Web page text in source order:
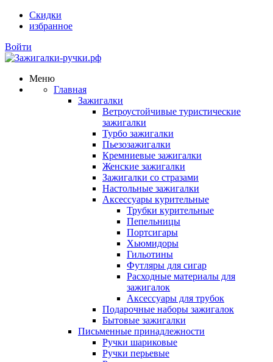
Скидки
избранное
Войти
Меню
Главная
Зажигалки
Ветроустойчивые туристические
зажигалки
Турбо зажигалки
Пьезозажигалки
Кремниевые зажигалки
Женские зажигалки
Зажигалки со стразами
Настольные зажигалки
Аксессуары курительные
Трубки курительные
Пепельницы
Портсигары
Хьюмидоры
Гильотины
Футляры для сигар
Расходные материалы для
зажигалок
Аксессуары для трубок
Подарочные наборы зажигалок
Бытовые зажигалки
Письменные принадлежности
Ручки шариковые
Ручки перьевые